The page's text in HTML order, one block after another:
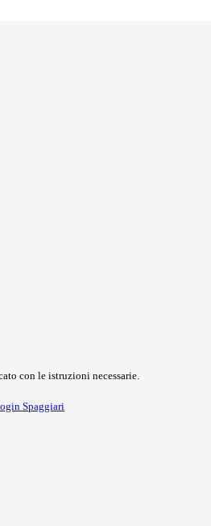
con le istruzioni necessarie.
Spaggiari